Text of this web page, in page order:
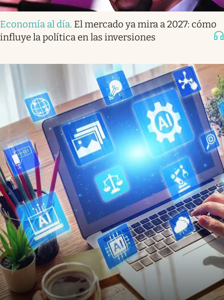
Economía al día. El mercado ya mira a 2027: cómo
influye la política en las inversiones